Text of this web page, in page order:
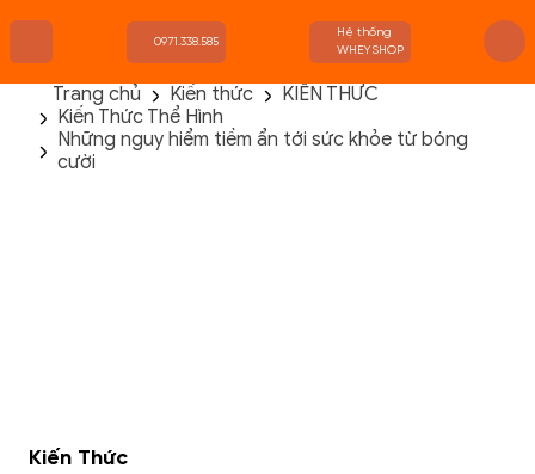
TRANG CHỦ
FLASH SALE
0971.338.585
Hệ thống
WHEYSHOP
Trang chủ Kiến thức
KIẾN THỨC
Kiến Thức Thể Hình
Những nguy hiểm tiềm ẩn tới sức khỏe từ bóng
cười
Kiến Thức